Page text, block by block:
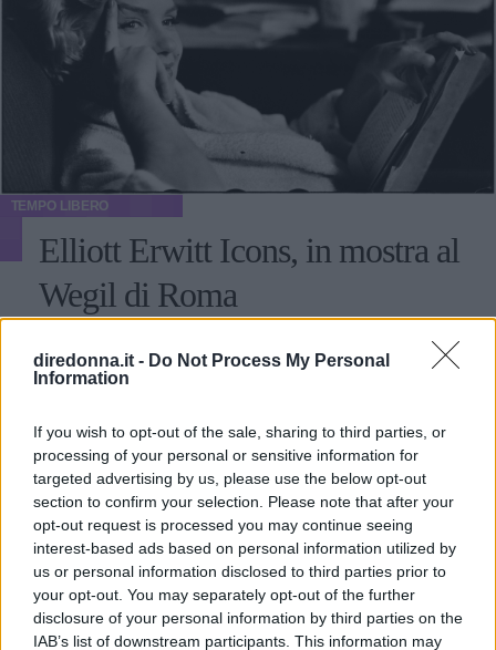
diredonna.it - Do Not Process My Personal
Information
If you wish to opt-out of the sale, sharing to third parties, or
processing of your personal or sensitive information for
targeted advertising by us, please use the below opt-out
section to confirm your selection. Please note that after your
opt-out request is processed you may continue seeing
interest-based ads based on personal information utilized by
us or personal information disclosed to third parties prior to
your opt-out. You may separately opt-out of the further
disclosure of your personal information by third parties on the
IAB’s list of downstream participants. This information may
TEMPO LIBERO
Elliott Erwitt Icons, in mostra al
Wegil di Roma
Fino al 17 maggio 2020, esposti gli scatti più celebri del
fotografo, da Grace Kelly fino a Marilyn Monroe